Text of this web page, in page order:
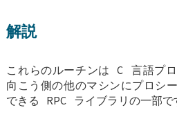
解説
これらのルーチンは C 言語プ
向こう側の他のマシンにプロシ
できる RPC ライブラリの一部で